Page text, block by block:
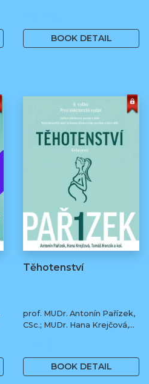
BOOK DETAIL
Těhotenství
prof. MUDr. Antonín Pařízek,
CSc.; MUDr. Hana Krejčová,
BOOK DETAIL